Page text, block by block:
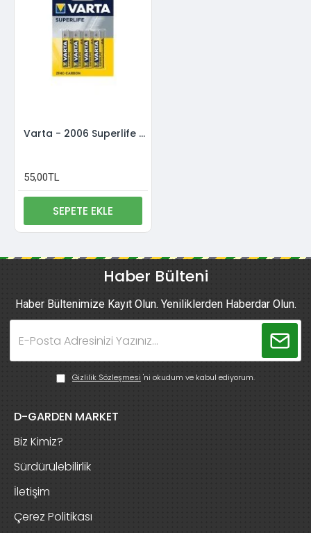
Varta - 2006 Superlife Aa Size 4Lü Kalem Pil
55,00TL
SEPETE EKLE
Haber Bülteni
Haber Bültenimize Kayıt Olun. Yeniliklerden Haberdar Olun.
Gizlilik Sözleşmesi 'ni okudum ve kabul ediyorum.
D-GARDEN MARKET
Biz Kimiz?
Sürdürülebilirlik
İletişim
Çerez Politikası